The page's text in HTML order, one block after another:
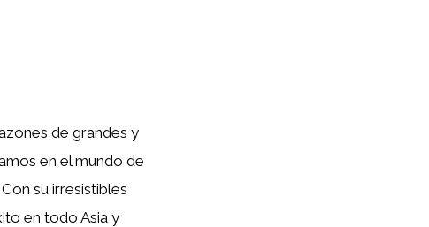
de grandes y
en el mundo de
su irresistibles
en todo Asia y